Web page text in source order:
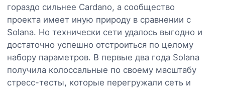
гораздо сильнее Cardano, а сообщество
проекта имеет иную природу в сравнении с
Solana. Но технически сети удалось выгодно и
достаточно успешно отстроиться по целому
набору параметров. В первые два года Solana
получила колоссальные по своему масштабу
стресс-тесты, которые перегружали сеть и